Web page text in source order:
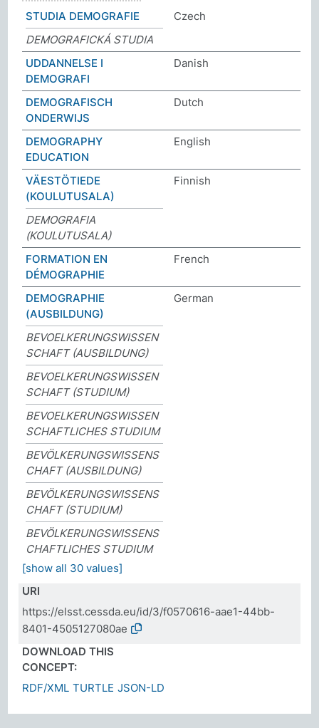
STUDIA DEMOGRAFIE
Czech
DEMOGRAFICKÁ STUDIA
UDDANNELSE I
DEMOGRAFI
Danish
DEMOGRAFISCH
ONDERWIJS
Dutch
DEMOGRAPHY
EDUCATION
English
VÄESTÖTIEDE
(KOULUTUSALA)
Finnish
DEMOGRAFIA
(KOULUTUSALA)
FORMATION EN
DÉMOGRAPHIE
French
DEMOGRAPHIE
(AUSBILDUNG)
German
BEVOELKERUNGSWISSEN
SCHAFT (AUSBILDUNG)
BEVOELKERUNGSWISSEN
SCHAFT (STUDIUM)
BEVOELKERUNGSWISSEN
SCHAFTLICHES STUDIUM
BEVÖLKERUNGSWISSENS
CHAFT (AUSBILDUNG)
BEVÖLKERUNGSWISSENS
CHAFT (STUDIUM)
BEVÖLKERUNGSWISSENS
CHAFTLICHES STUDIUM
[show all 30 values]
URI
https://elsst.cessda.eu/id/3/f0570616-aae1-44bb-
8401-4505127080ae
DOWNLOAD THIS
CONCEPT:
RDF/XML TURTLE JSON-LD